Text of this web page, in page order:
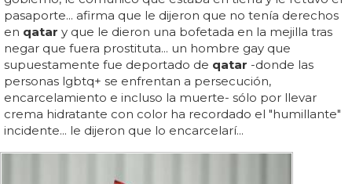
pasaporte... afirma que le dijeron que no tenía derechos
en qatar y que le dieron una bofetada en la mejilla tras
negar que fuera prostituta... un hombre gay que
supuestamente fue deportado de qatar -donde las
personas lgbtq+ se enfrentan a persecución,
encarcelamiento e incluso la muerte- sólo por llevar
crema hidratante con color ha recordado el "humillante"
incidente... le dijeron que lo encarcelarí...